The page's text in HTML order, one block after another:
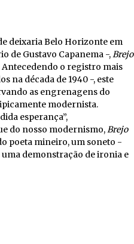
deixaria Belo Horizonte em
de Gustavo Capanema -,Brejo
o registro mais
na década de 1940 -, este
as engrenagens do
modernista.
esperança”,
do nosso modernismo,Brejo
poeta mineiro, um soneto -
demonstração de ironia e